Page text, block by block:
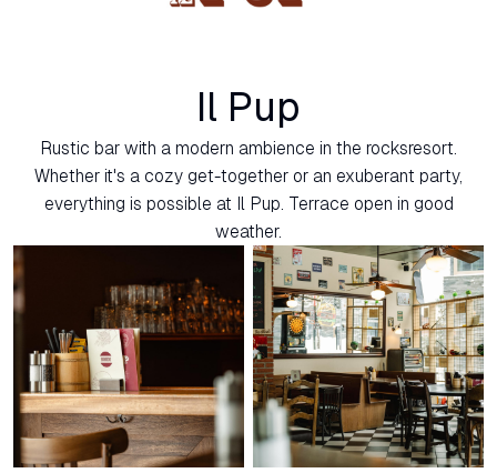
Il Pup
Rustic bar with a modern ambience in the rocksresort.
Whether it's a cozy get-together or an exuberant party,
everything is possible at Il Pup. Terrace open in good
weather.